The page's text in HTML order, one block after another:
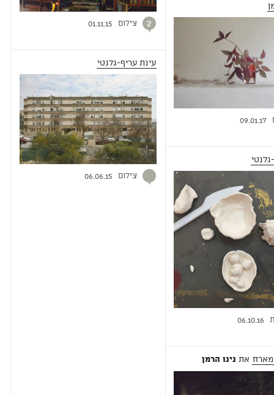
09.01.17
06.10.16
מארח את נינו הרמן
2 צילום 01.11.15
עינת עריף-גלנטי
צילום 06.06.15